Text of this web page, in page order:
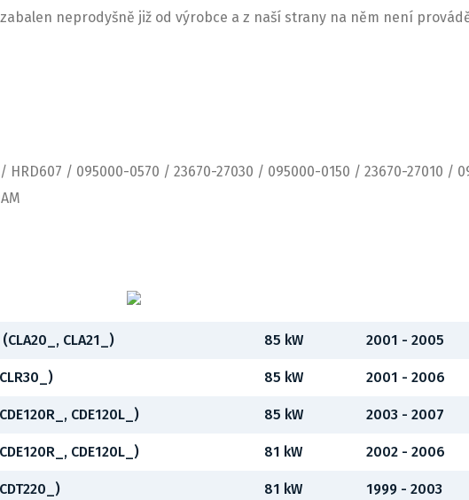
neprodyšně již od výrobce a z naší strany na něm není
HRD607 / 095000-0570 / 23670-27030 / 095000-0150 / 23670-27010 /
CLA21_) 85 kW 2001 - 2005
85 kW 2001 - 2006
CDE120L_) 85 kW 2003 - 2007
CDE120L_) 81 kW 2002 - 2006
81 kW 1999 - 2003